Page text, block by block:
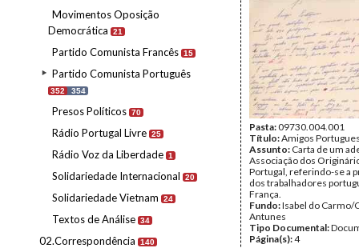
Movimentos Oposição
Democrática
21
Partido Comunista Francês 15
Partido Comunista Português
352 354
Presos Políticos 70
Rádio Portugal Livre 25
Rádio Voz da Liberdade 1
Solidariedade Internacional 20
Solidariedade Vietnam 24
Textos de Análise 34
02.Correspondência 140
Pasta:09730.004.001
Título:Amigos
Assunto: Carta de um
Associação dos
Portugal, referindo-se a
dos trabalhadores
França.
Fundo:Isabel do Carmo/
Antunes
Tipo Documental:
Página(s):4